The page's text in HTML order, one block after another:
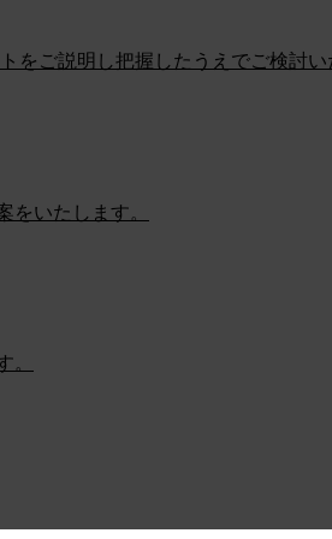
ご説明し把握したうえでご検討い
いたします。
。